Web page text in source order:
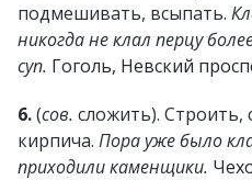
подмешивать, всыпать.
никогда не клал перцу
суп. Гоголь, Невский
6.(сов. сложить). Строить,
кирпича. Пора уже было
приходили каменщики.